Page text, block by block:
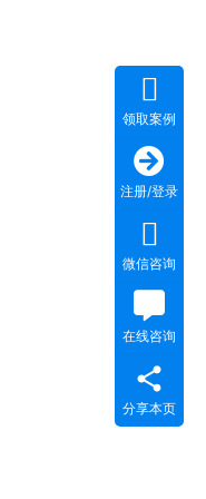
领取案例
注册/登录
微信咨询
在线咨询
分享本页